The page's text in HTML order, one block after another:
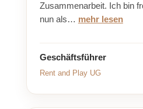
Zusammenarbeit. Ich bin
nun als… mehr lesen
Geschäftsführer
Rent and Play UG